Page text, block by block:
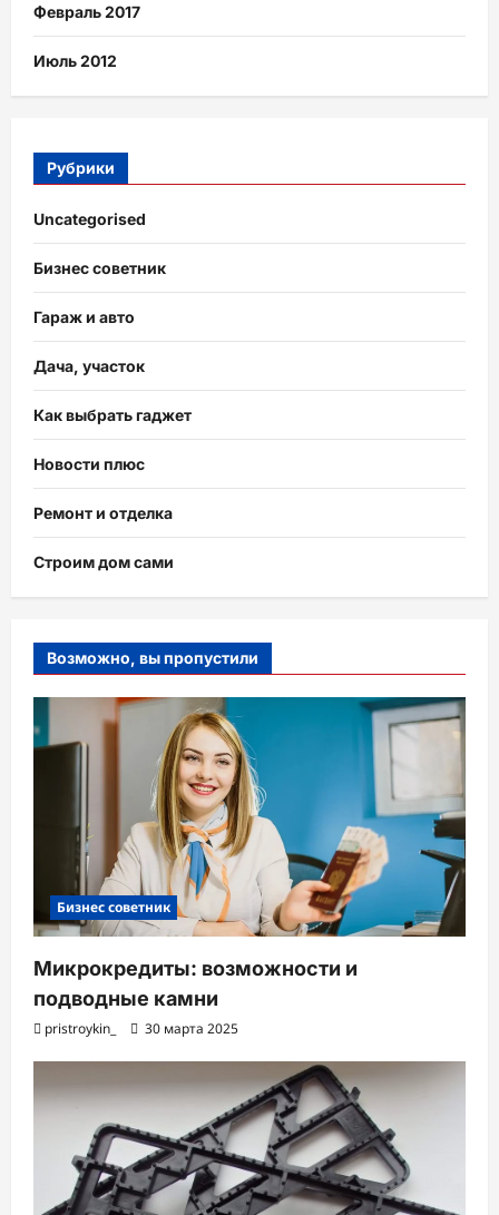
Февраль 2017
Июль 2012
Рубрики
Uncategorised
Бизнес советник
Гараж и авто
Дача, участок
Как выбрать гаджет
Новости плюс
Ремонт и отделка
Строим дом сами
Возможно, вы пропустили
Бизнес советник
Микрокредиты: возможности и
подводные камни
pristroykin_ 30 марта 2025